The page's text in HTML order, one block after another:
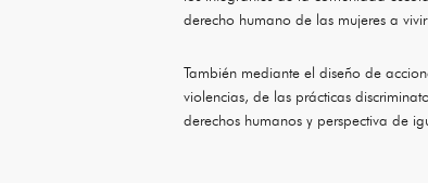
derecho humano de las mujeres a
También mediante el diseño de
violencias, de las prácticas
derechos humanos y perspectiva de